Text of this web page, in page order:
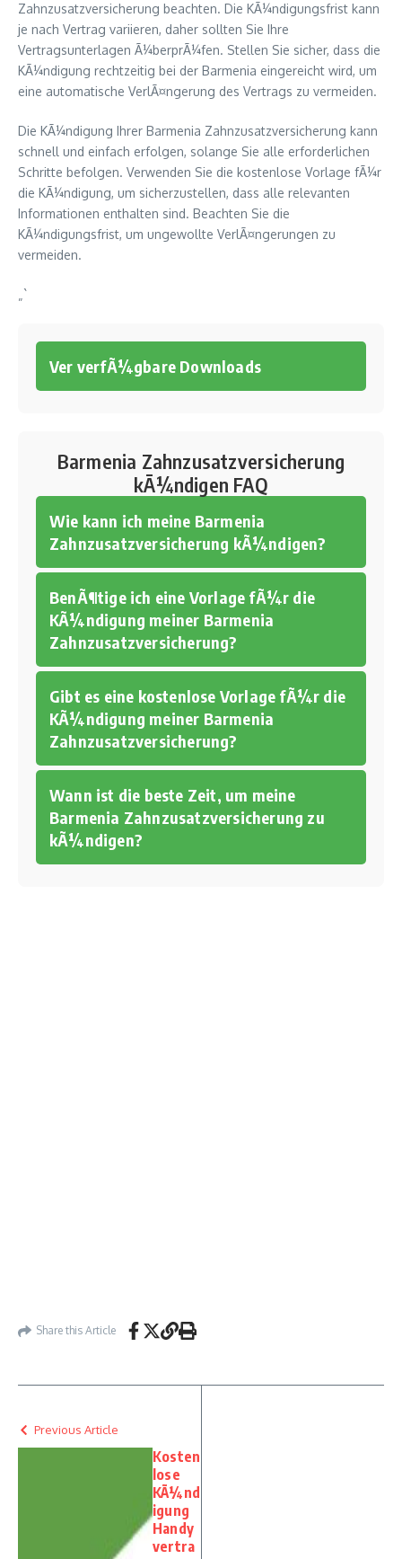
Zahnzusatzversicherung beachten. Die KÃ¼ndigungsfrist kann
je nach Vertrag variieren, daher sollten Sie Ihre
Vertragsunterlagen Ã¼berprÃ¼fen. Stellen Sie sicher, dass die
KÃ¼ndigung rechtzeitig bei der Barmenia eingereicht wird, um
eine automatische VerlÃ¤ngerung des Vertrags zu vermeiden.
Die KÃ¼ndigung Ihrer Barmenia Zahnzusatzversicherung kann
schnell und einfach erfolgen, solange Sie alle erforderlichen
Schritte befolgen. Verwenden Sie die kostenlose Vorlage fÃ¼r
die KÃ¼ndigung, um sicherzustellen, dass alle relevanten
Informationen enthalten sind. Beachten Sie die
KÃ¼ndigungsfrist, um ungewollte VerlÃ¤ngerungen zu
vermeiden.
„`
Ver verfÃ¼gbare Downloads
Barmenia Zahnzusatzversicherung
kÃ¼ndigen FAQ
Wie kann ich meine Barmenia
Zahnzusatzversicherung kÃ¼ndigen?
BenÃ¶tige ich eine Vorlage fÃ¼r die
KÃ¼ndigung meiner Barmenia
Zahnzusatzversicherung?
Gibt es eine kostenlose Vorlage fÃ¼r die
KÃ¼ndigung meiner Barmenia
Zahnzusatzversicherung?
Wann ist die beste Zeit, um meine
Barmenia Zahnzusatzversicherung zu
kÃ¼ndigen?
Share this Article
Previous Article
Kosten
lose
KÃ¼nd
igung
Handy
vertra